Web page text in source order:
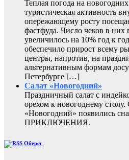
Теплая погода на
туристическая активность
опережающему росту
фастфуда. Число чеков в них
увеличилось на 10% год к
обеспечило прирост всему
центры, напротив, на
альтернативным формам
Петербурге […]
Салат «Новогодний»
Праздничный салат с
орехом к новогоднему
«Новогодний» появились
ПРИКЛЮЧЕНИЯ.
Оберег